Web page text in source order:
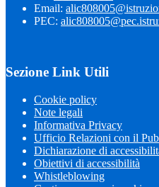
Email:
PEC:
Sezione Link Utili
Cookie policy
Note legali
Informativa Privacy
Ufficio Relazioni con il
Dichiarazione di
Obiettivi di accessibilità
Whistleblowing